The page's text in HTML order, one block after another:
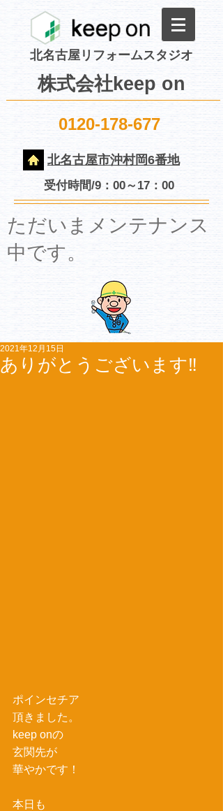
北名古屋リフォームスタジオ
株式会社keep on
0120-178-677
北名古屋市沖村岡6番地
受付時間/9：00～17：00
​ただいまメンテナンス
中です。
ありがとうございます‼
2021年12月15日
ポインセチア
頂きました。
keep onの
玄関先が
華やかです！
本日も